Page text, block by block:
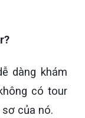
dàng khám
có tour
của nó.